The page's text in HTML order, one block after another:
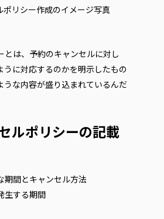
とは、予約のキャンセルに対し
うに対応するのかを明示したもの
うな内容が盛り込まれているんだ
ルポリシーの記載
期間とキャンセル方法
生する期間